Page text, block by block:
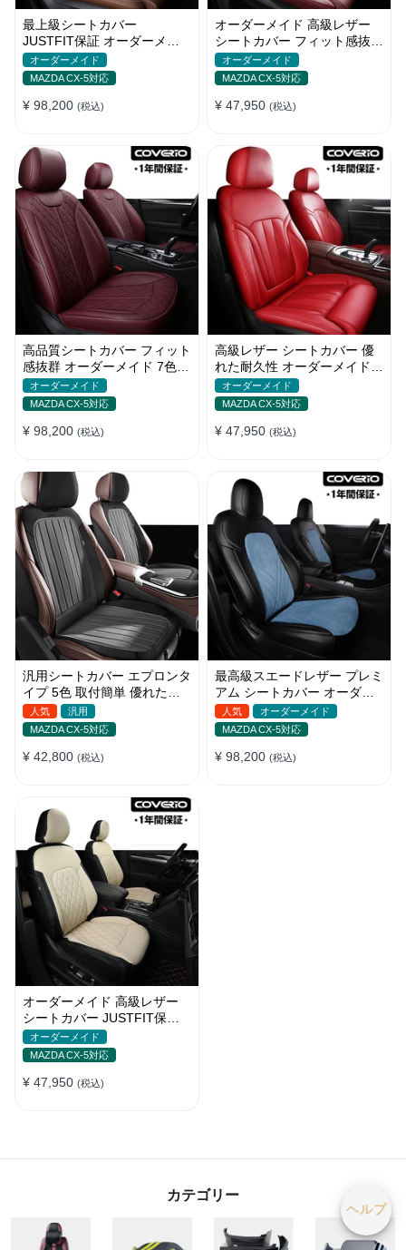
最上級シートカバー
JUSTFIT保証 オーダーメイ
ド 防水レザー 通気性 おしゃ
れ 全席セット
オーダーメイド
MAZDA CX-5対応
¥ 98,200 (税込)
オーダーメイド 高級レザー
シートカバー フィット感抜群
防水防汚 おしゃれ 全席セッ
ト
オーダーメイド
MAZDA CX-5対応
¥ 47,950 (税込)
高品質シートカバー フィット
感抜群 オーダーメイド 7色レ
ザー 防水 軽/普自動車 SUV
オーダーメイド
MAZDA CX-5対応
¥ 98,200 (税込)
高級レザー シートカバー 優
れた耐久性 オーダーメイド
フィット感 防汚防水 おしゃ
れ
オーダーメイド
MAZDA CX-5対応
¥ 47,950 (税込)
汎用シートカバー エプロンタ
イプ 5色 取付簡単 優れた耐
摩耗性 おしゃれ 軽/普自動車
人気
汎用
MAZDA CX-5対応
¥ 42,800 (税込)
最高級スエードレザー プレミ
アム シートカバー オーダー
メイド かわいい 全車種対応
人気
オーダーメイド
MAZDA CX-5対応
¥ 98,200 (税込)
オーダーメイド 高級レザー
シートカバー JUSTFIT保証
防汚・防水 おしゃれ 全席セ
ット
オーダーメイド
MAZDA CX-5対応
¥ 47,950 (税込)
カテゴリー
ヘルプ